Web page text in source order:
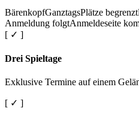
BärenkopfGanztagsPlätze begrenzt
Anmeldung folgtAnmeldeseite
[ ✓ ]
Drei Spieltage
Exklusive Termine auf einem
[ ✓ ]